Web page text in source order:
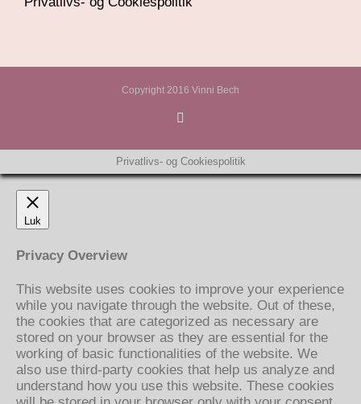
Copyright 2016 Vinni Bech
Privatlivs- og Cookiespolitik
Luk
Privacy Overview
This website uses cookies to improve your experience
while you navigate through the website. Out of these,
the cookies that are categorized as necessary are
stored on your browser as they are essential for the
working of basic functionalities of the website. We
also use third-party cookies that help us analyze and
understand how you use this website. These cookies